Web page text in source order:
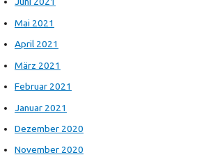
Mai 2021
April 2021
März 2021
Februar 2021
Januar 2021
Dezember 2020
November 2020